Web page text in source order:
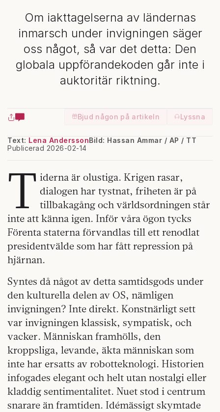
Om iakttagelserna av ländernas
inmarsch under invigningen säger
oss något, så var det detta: Den
globala uppförandekoden går inte i
auktoritär riktning.
Bjud någon på artikeln Lyssna
Text: Lena Andersson
Publicerad 2026-02-14
Bild: Hassan Ammar / AP / TT
T iderna är olustiga. Krigen rasar,
dialogen har tystnat, friheten är på
tillbakagång och världsordningen står
inte att känna igen. Inför våra ögon tycks
Förenta staterna förvandlas till ett renodlat
presidentvälde som har fått repression på
hjärnan.
Syntes då något av detta samtidsgods under
den kulturella delen av OS, nämligen
invigningen? Inte direkt. Konstnärligt sett
var invigningen klassisk, sympatisk, och
vacker. Människan framhölls, den
kroppsliga, levande, äkta människan som
inte har ersatts av robotteknologi. Historien
infogades elegant och helt utan nostalgi eller
kladdig sentimentalitet. Nuet stod i centrum
snarare än framtiden. Idémässigt skymtade